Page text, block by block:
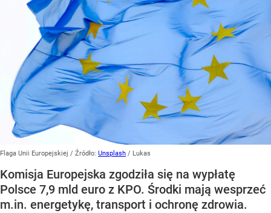
Flaga Unii Europejskiej / Źródło: Unsplash / Lukas
Komisja Europejska zgodziła się na wypłatę
Polsce 7,9 mld euro z KPO. Środki mają wesprzeć
m.in. energetykę, transport i ochronę zdrowia.